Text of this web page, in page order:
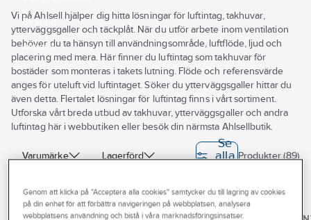
Bli kund
Aktuellt
Vi på Ahlsell hjälper dig hitta lösningar för luftintag, takhuvar,
ytterväggsgaller och täckplåt. När du utför arbete inom ventilation
behöver du ta hänsyn till användningsområde, luftflöde, ljud och
placering med mera. Här finner du luftintag som takhuvar för
bostäder som monteras i takets lutning. Flöde och referensvärde
anges för uteluft vid luftintaget. Söker du ytterväggsgaller hittar du
även detta. Flertalet lösningar för luftintag finns i vårt sortiment.
Utforska vårt breda utbud av takhuvar, ytterväggsgaller och andra
luftintag här i webbutiken eller besök din närmsta Ahlsellbutik.
Varumärke Lagerförd
Sunda hus Egenskap
Se
alla Produkter (89)
A-
CH CH
Genom att klicka på "Acceptera alla cookies" samtycker du till lagring av cookies
på din enhet för att förbättra navigeringen på webbplatsen, analysera
webbplatsens användning och bistå i våra marknadsföringsinsatser.